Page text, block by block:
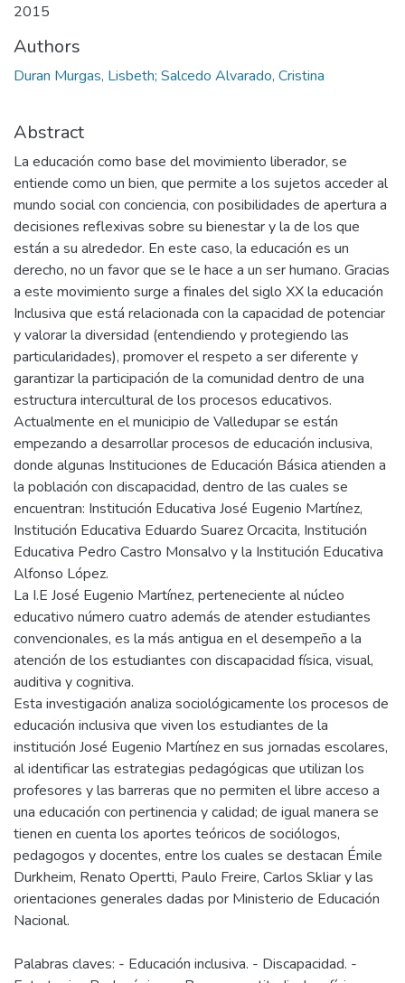
2015
Authors
Duran Murgas, Lisbeth; Salcedo Alvarado, Cristina
Abstract
La educación como base del movimiento liberador, se
entiende como un bien, que permite a los sujetos acceder al
mundo social con conciencia, con posibilidades de apertura a
decisiones reflexivas sobre su bienestar y la de los que
están a su alrededor. En este caso, la educación es un
derecho, no un favor que se le hace a un ser humano. Gracias
a este movimiento surge a finales del siglo XX la educación
Inclusiva que está relacionada con la capacidad de potenciar
y valorar la diversidad (entendiendo y protegiendo las
particularidades), promover el respeto a ser diferente y
garantizar la participación de la comunidad dentro de una
estructura intercultural de los procesos educativos.
Actualmente en el municipio de Valledupar se están
empezando a desarrollar procesos de educación inclusiva,
donde algunas Instituciones de Educación Básica atienden a
la población con discapacidad, dentro de las cuales se
encuentran: Institución Educativa José Eugenio Martínez,
Institución Educativa Eduardo Suarez Orcacita, Institución
Educativa Pedro Castro Monsalvo y la Institución Educativa
Alfonso López.
La I.E José Eugenio Martínez, perteneciente al núcleo
educativo número cuatro además de atender estudiantes
convencionales, es la más antigua en el desempeño a la
atención de los estudiantes con discapacidad física, visual,
auditiva y cognitiva.
Esta investigación analiza sociológicamente los procesos de
educación inclusiva que viven los estudiantes de la
institución José Eugenio Martínez en sus jornadas escolares,
al identificar las estrategias pedagógicas que utilizan los
profesores y las barreras que no permiten el libre acceso a
una educación con pertinencia y calidad; de igual manera se
tienen en cuenta los aportes teóricos de sociólogos,
pedagogos y docentes, entre los cuales se destacan Émile
Durkheim, Renato Opertti, Paulo Freire, Carlos Skliar y las
orientaciones generales dadas por Ministerio de Educación
Nacional.
Palabras claves: - Educación inclusiva. - Discapacidad. -